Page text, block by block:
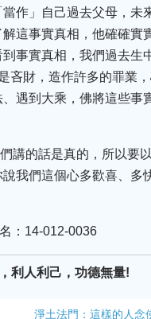
作」自己過去父母，未
這事實真相，他確確實
事實真相，我們過去生
財，造作許多的罪業
遇到大乘，佛將這些事
講的話是真的，所以要
我們這個心多歡喜、多
：14-012-0036
利人利己，功德無量!
淨土法門：這樣的人念